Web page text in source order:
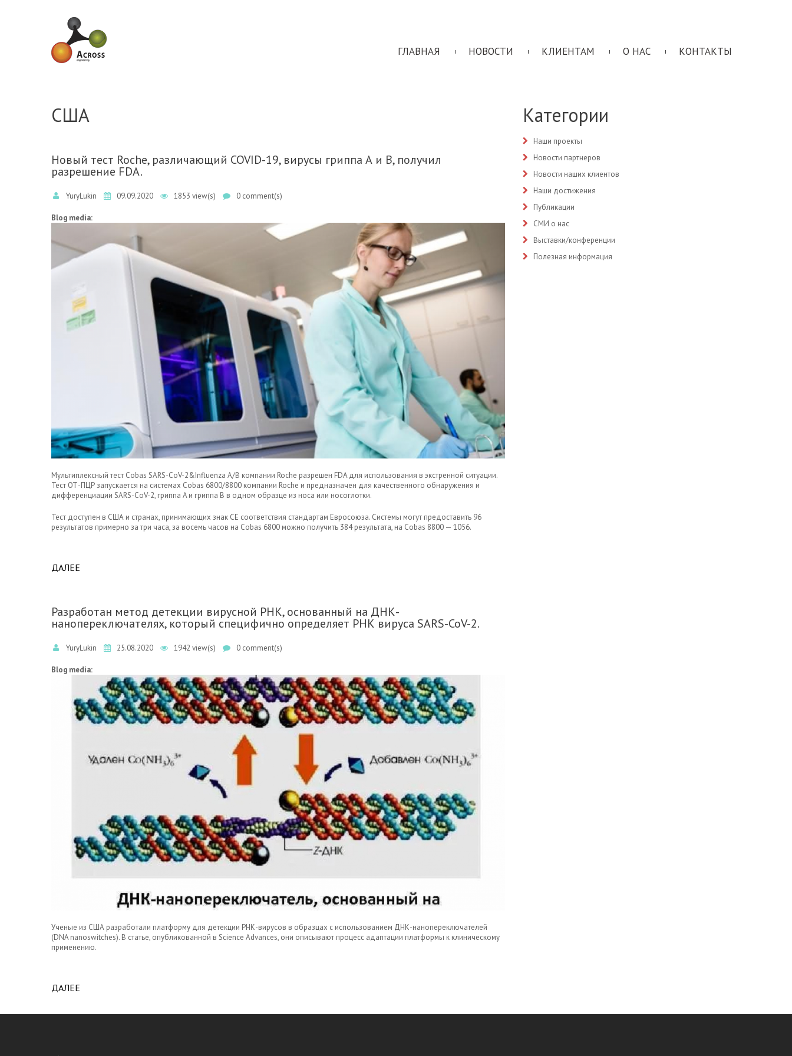
ГЛАВНАЯ НОВОСТИ КЛИЕНТАМ О НАС КОНТАКТЫ
США
Новый тест Roche, различающий COVID-19, вирусы гриппа А и В, получил
разрешение FDA.
YuryLukin 09.09.2020 1853 view(s) 0 comment(s)
Blog media:
Мультиплексный тест Cobas SARS-CoV-2&Influenza A/B компании Roche разрешен FDA для использования в экстренной ситуации.
Тест ОТ-ПЦР запускается на системах Cobas 6800/8800 компании Roche и предназначен для качественного обнаружения и
дифференциации SARS-CoV-2, гриппа A и гриппа B в одном образце из носа или носоглотки.
Тест доступен в США и странах, принимающих знак CE соответствия стандартам Евросоюза. Системы могут предоставить 96
результатов примерно за три часа, за восемь часов на Cobas 6800 можно получить 384 результата, на Cobas 8800 — 1056.
ДАЛЕЕ
Разработан метод детекции вирусной РНК, основанный на ДНК-
нанопереключателях, который специфично определяет РНК вируса SARS-CoV-2.
YuryLukin 25.08.2020 1942 view(s) 0 comment(s)
Blog media:
Ученые из США разработали платформу для детекции РНК-вирусов в образцах с использованием ДНК-нанопереключателей
(DNA nanoswitches). В статье, опубликованной в Science Advances, они описывают процесс адаптации платформы к клиническому
применению.
ДАЛЕЕ
Категории
Наши проекты
Новости партнеров
Новости наших клиентов
Наши достижения
Публикации
СМИ о нас
Выставки/конференции
Полезная информация